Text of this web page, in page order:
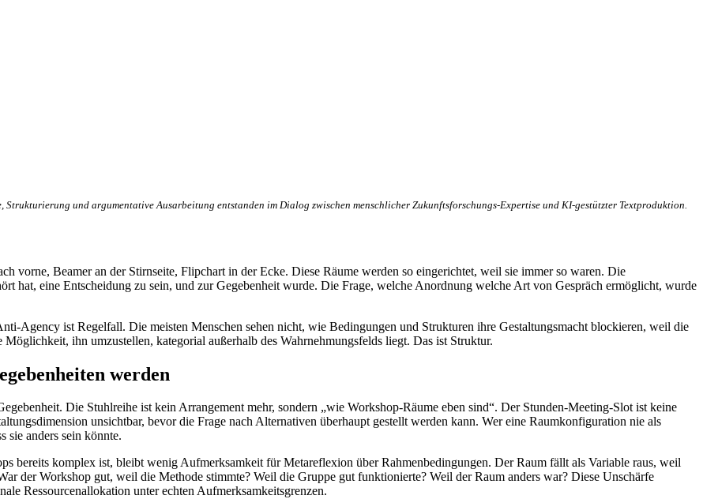
und argumentative Ausarbeitung entstanden im Dialog zwischen menschlicher Zukunftsforschungs-Expertise und KI-gestützter Textproduktion.
vorne, Beamer an der Stirnseite, Flipchart in der Ecke. Diese Räume werden so eingerichtet, weil sie immer so waren. Die
hat, eine Entscheidung zu sein, und zur Gegebenheit wurde. Die Frage, welche Anordnung welche Art von Gespräch ermöglicht, wurde
Agency ist Regelfall. Die meisten Menschen sehen nicht, wie Bedingungen und Strukturen ihre Gestaltungsmacht blockieren, weil die
ihn umzustellen, kategorial außerhalb des Wahrnehmungsfelds liegt. Das ist Struktur.
werden
Die Stuhlreihe ist kein Arrangement mehr, sondern „wie Workshop-Räume eben sind“. Der Stunden-Meeting-Slot ist keine
unsichtbar, bevor die Frage nach Alternativen überhaupt gestellt werden kann. Wer eine Raumkonfiguration nie als
sie anders sein könnte.
bereits komplex ist, bleibt wenig Aufmerksamkeit für Metareflexion über Rahmenbedingungen. Der Raum fällt als Variable raus, weil
der Workshop gut, weil die Methode stimmte? Weil die Gruppe gut funktionierte? Weil der Raum anders war? Diese Unschärfe
Ressourcenallokation unter echten Aufmerksamkeitsgrenzen.